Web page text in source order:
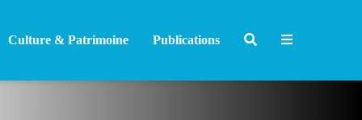
Culture & Patrimoine Publications